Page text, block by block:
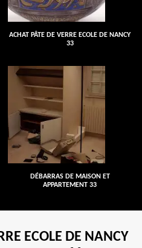
ACHAT PÂTE DE VERRE ECOLE DE NANCY
33
DÉBARRAS DE MAISON ET
APPARTEMENT 33
ECOLE DE NANCY